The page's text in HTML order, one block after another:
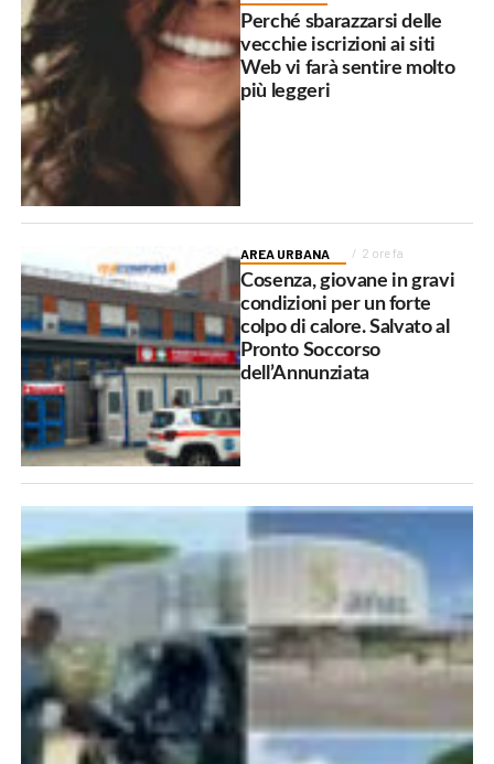
Perché sbarazzarsi delle
vecchie iscrizioni ai siti
Web vi farà sentire molto
più leggeri
AREA URBANA 2 ore fa
Cosenza, giovane in gravi
condizioni per un forte
colpo di calore. Salvato al
Pronto Soccorso
dell’Annunziata